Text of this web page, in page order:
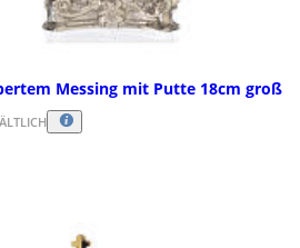
Messing mit Putte 18cm groß